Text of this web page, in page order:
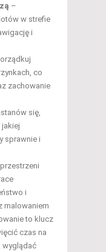
–
w strefie
i
co
zachowanie
się,
sprawnie i
i
malowaniem
to klucz
czas na
wyglądać